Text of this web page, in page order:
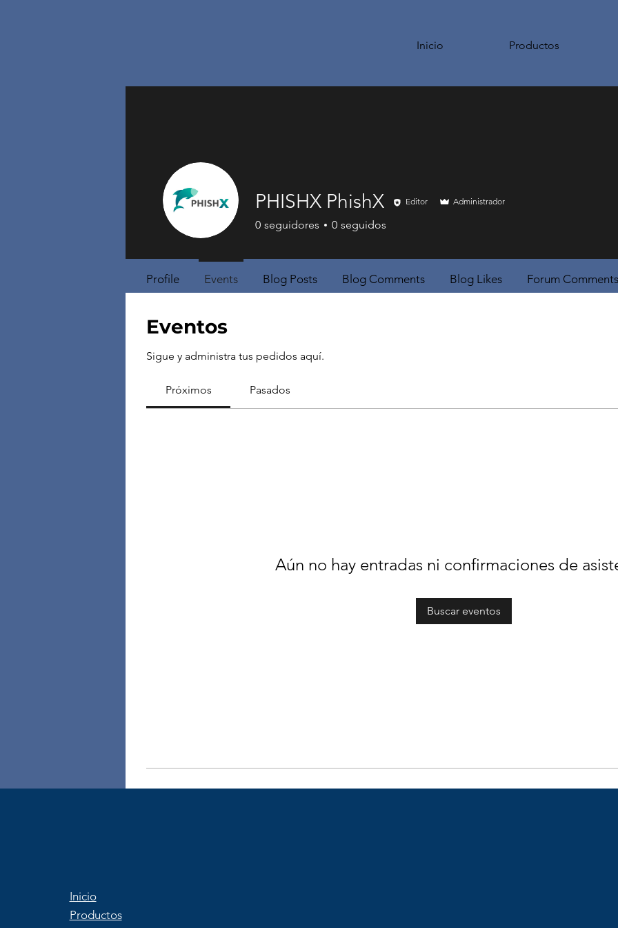
Inicio Productos
Eventos
Sigue y administra tus pedidos aquí.
Próximos Pasados
Aún no hay entradas ni confirmaciones de
Buscar eventos
PHISHX PhishX Editor Administrador
0 seguidores 0 seguidos
Profile Events Blog Posts Blog Comments Blog Likes Forum Comments
Inicio
Productos